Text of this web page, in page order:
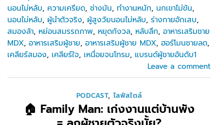
นอนไม่หลับ, ความเครียด, ช่างมัน, ทำงานหนัก, นกเขาไม่ขัน,
นอนไม่หลับ, ผู้นำตัวจริง, ผู้สูงวัยนอนไม่หลับ, ร่างกายอักเสบ,
สมองล้า, หย่อนสมรรถภาพ, หยุดกังวล, หลับลึก, อาหารเสริมชาย
MDX, อาหารเสริมผู้ชาย, อาหารเสริมผู้ชาย MDX, ฮอร์โมนชายลด,
เคลียร์สมอง, เคลียร์ใจ, เหนื่อยจนโทรม, แบรนด์ผู้ชายอันดับ1
Leave a comment
PODCAST,ไลฟ์สไตล์
🏠 Family Man: เก่งงานแต่บ้านพัง